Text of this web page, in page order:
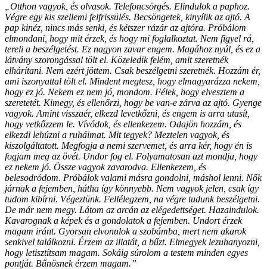
„Otthon vagyok, és olvasok. Telefoncsörgés. Elindulok a paphoz.
Végre egy kis szellemi felfrissülés. Becsöngetek, kinyílik az ajtó. A
pap kinéz, nincs más senki, és kétszer rázár az ajtóra. Próbálom
elmondani, hogy mit érzek, és hogy mi foglalkoztat. Nem figyel rá,
tereli a beszélgetést. Ez nagyon zavar engem. Magához nyúl, és ez a
látvány szorongással tölt el. Közeledik felém, amit szeretnék
elhárítani. Nem ezért jöttem. Csak beszélgetni szeretnék. Hozzám ér,
ami iszonyattal tölt el. Mindent megtesz, hogy elmagyarázza nekem,
hogy ez jó. Nekem ez nem jó, mondom. Félek, hogy elvesztem a
szeretetét. Kimegy, és ellenőrzi, hogy be van-e zárva az ajtó. Gyenge
vagyok. Amint visszaér, elkezd levetkőzni, és engem is arra utasít,
hogy vetkőzzem le. Vívódok, és ellenkezem. Odajön hozzám, és
elkezdi lehúzni a ruháimat. Mit tegyek? Meztelen vagyok, és
kiszolgáltatott. Megfogja a nemi szervemet, és arra kér, hogy én is
fogjam meg az övét. Undor fog el. Folyamatosan azt mondja, hogy
ez nekem jó. Össze vagyok zavarodva. Ellenkezem, és
belesodródom. Próbálok valami másra gondolni, máshol lenni. Nők
járnak a fejemben, hátha így könnyebb. Nem vagyok jelen, csak így
tudom kibírni. Végeztünk. Fellélegzem, na végre tudunk beszélgetni.
De már nem megy. Látom az arcán az elégedettséget. Hazaindulok.
Kavarognak a képek és a gondolatok a fejemben. Undort érzek
magam iránt. Gyorsan elvonulok a szobámba, mert nem akarok
senkivel találkozni. Érzem az illatát, a bűzt. Elmegyek lezuhanyozni,
hogy letisztítsam magam. Sokáig súrolom a testem minden egyes
pontját. Bűnösnek érzem magam.”